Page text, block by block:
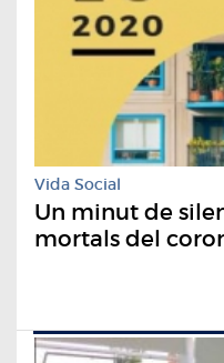
Vida Social
Un minut de
mortals del